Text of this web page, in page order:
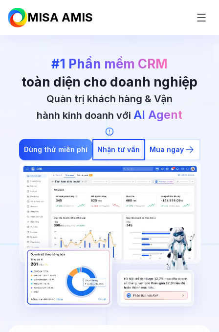
MISA AMIS
#1 Phần mềm CRM
toàn diện cho doanh nghiệp
Quản trị khách hàng & Vận
hành kinh doanh với AI Agent
Dùng thử miễn phí Nhận tư vấn Mua ngay